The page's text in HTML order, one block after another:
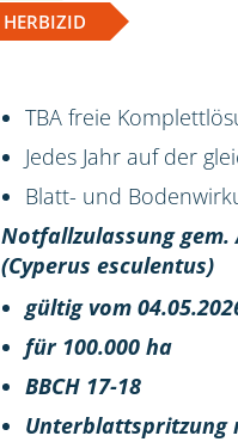
HERBIZID
TBA freie
Jedes Jahr auf der
Blatt- und
Notfallzulassung gem.
(Cyperus esculentus)
gültig vom
für 100.000 ha
BBCH 17-18
Unterblattspritzung